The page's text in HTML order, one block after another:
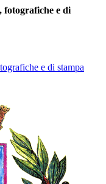
e di
e di stampa